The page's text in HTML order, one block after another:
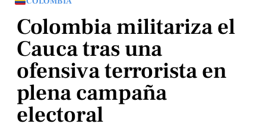
Colombia militariza el
Cauca tras una
ofensiva terrorista en
plena campaña
electoral